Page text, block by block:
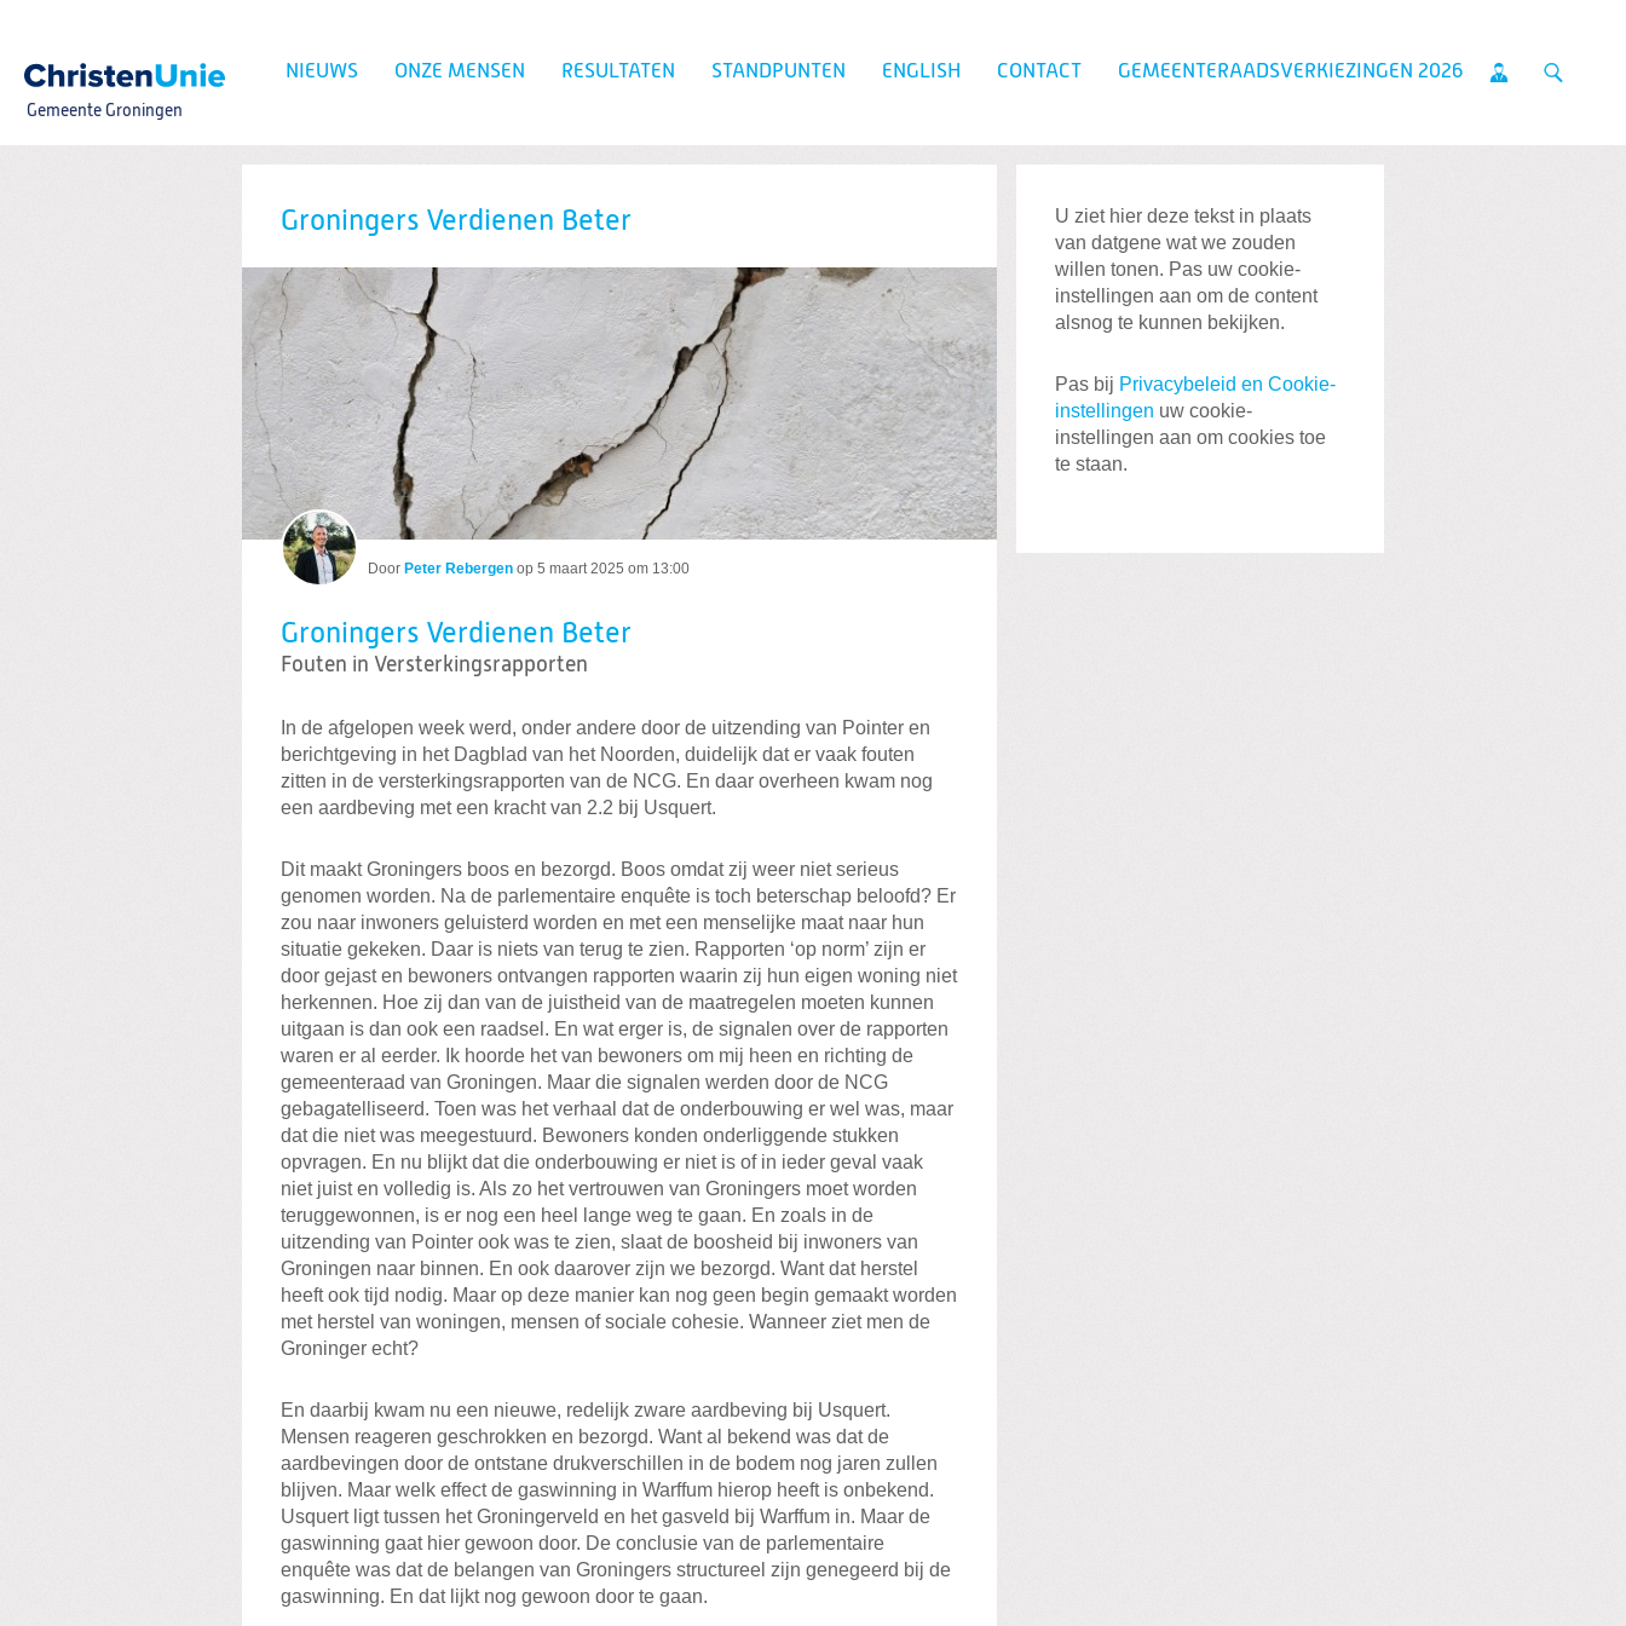
Spring
naar
inhoud
Gemeente Groningen
NIEUWS ONZE MENSEN RESULTATEN STANDPUNTEN ENGLISH CONTACT GEMEENTERAADSVERKIEZINGEN 2026
Groningers Verdienen Beter
Door Peter Rebergen op 5 maart 2025 om 13:00
Groningers Verdienen Beter
Fouten in Versterkingsrapporten
In de afgelopen week werd, onder andere door de uitzending van Pointer en
berichtgeving in het Dagblad van het Noorden, duidelijk dat er vaak fouten
zitten in de versterkingsrapporten van de NCG. En daar overheen kwam nog
een aardbeving met een kracht van 2.2 bij Usquert.
Dit maakt Groningers boos en bezorgd. Boos omdat zij weer niet serieus
genomen worden. Na de parlementaire enquête is toch beterschap beloofd? Er
zou naar inwoners geluisterd worden en met een menselijke maat naar hun
situatie gekeken. Daar is niets van terug te zien. Rapporten ‘op norm’ zijn er
door gejast en bewoners ontvangen rapporten waarin zij hun eigen woning niet
herkennen. Hoe zij dan van de juistheid van de maatregelen moeten kunnen
uitgaan is dan ook een raadsel. En wat erger is, de signalen over de rapporten
waren er al eerder. Ik hoorde het van bewoners om mij heen en richting de
gemeenteraad van Groningen. Maar die signalen werden door de NCG
gebagatelliseerd. Toen was het verhaal dat de onderbouwing er wel was, maar
dat die niet was meegestuurd. Bewoners konden onderliggende stukken
opvragen. En nu blijkt dat die onderbouwing er niet is of in ieder geval vaak
niet juist en volledig is. Als zo het vertrouwen van Groningers moet worden
teruggewonnen, is er nog een heel lange weg te gaan. En zoals in de
uitzending van Pointer ook was te zien, slaat de boosheid bij inwoners van
Groningen naar binnen. En ook daarover zijn we bezorgd. Want dat herstel
heeft ook tijd nodig. Maar op deze manier kan nog geen begin gemaakt worden
met herstel van woningen, mensen of sociale cohesie. Wanneer ziet men de
Groninger echt?
En daarbij kwam nu een nieuwe, redelijk zware aardbeving bij Usquert.
Mensen reageren geschrokken en bezorgd. Want al bekend was dat de
aardbevingen door de ontstane drukverschillen in de bodem nog jaren zullen
blijven. Maar welk effect de gaswinning in Warffum hierop heeft is onbekend.
Usquert ligt tussen het Groningerveld en het gasveld bij Warffum in. Maar de
gaswinning gaat hier gewoon door. De conclusie van de parlementaire
enquête was dat de belangen van Groningers structureel zijn genegeerd bij de
gaswinning. En dat lijkt nog gewoon door te gaan.
U ziet hier deze tekst in plaats
van datgene wat we zouden
willen tonen. Pas uw cookie-
instellingen aan om de content
alsnog te kunnen bekijken.
Pas bij Privacybeleid en Cookie-
instellingen uw cookie-
instellingen aan om cookies toe
te staan.